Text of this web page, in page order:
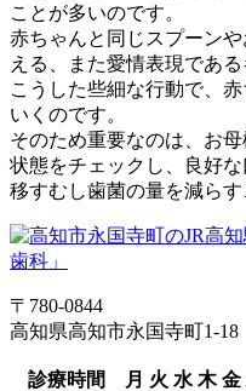
ことが多いのです。
赤ちゃんと同じスプーン
える、また愛情表現であ
こうした些細な行動で、
いくのです。
そのため重要なのは、お
状態をチェックし、良好
移すむし歯菌の量を減らす
〒780-0844
高知県高知市永国寺町1-
診療時間 月 火 水 木 金